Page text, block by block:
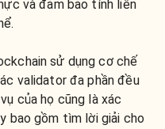
và đảm bảo tính liên
sử dụng cơ chế
validator đa phần đều
của họ cũng là xác
bao gồm tìm lời giải cho